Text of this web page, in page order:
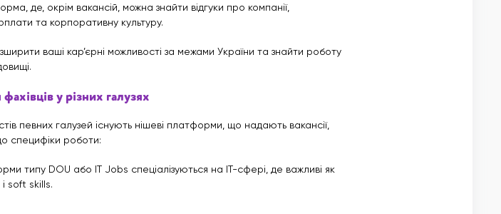
де, окрім вакансій, можна знайти відгуки про компанії,
та корпоративну культуру.
ваші кар’єрні можливості за межами України та знайти роботу
у різних галузях
певних галузей існують нішеві платформи, що надають вакансії,
специфіки роботи:
типу DOU або IT Jobs спеціалізуються на ІТ-сфері, де важливі як
і soft skills.